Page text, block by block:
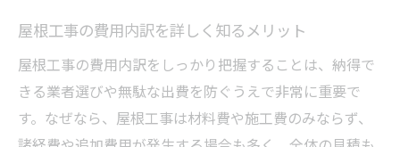
屋根工事の費用内訳を詳しく知るメリット
屋根工事の費用内訳をしっかり把握することは、納得で
きる業者選びや無駄な出費を防ぐうえで非常に重要で
す。なぜなら、屋根工事は材料費や施工費のみならず、